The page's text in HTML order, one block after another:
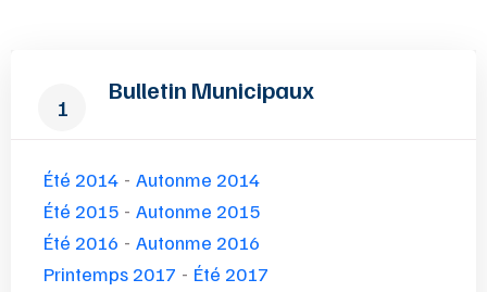
1
Bulletin Municipaux
Été 2014 - Autonme 2014
Été 2015 - Autonme 2015
Été 2016 - Autonme 2016
Printemps 2017 - Été 2017